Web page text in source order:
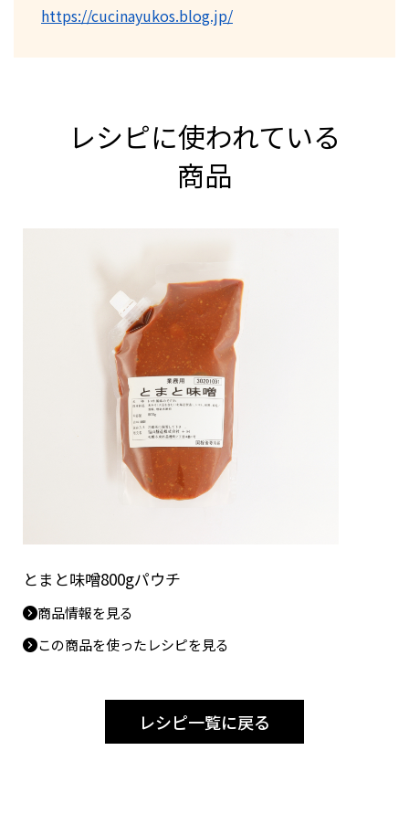
https://cucinayukos.blog.jp/
レシピに使われている
商品
とまと味噌800gパウチ
商品情報を見る
この商品を使ったレシピを見る
レシピ一覧に戻る